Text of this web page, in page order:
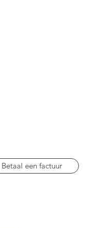
Betaal een factuur